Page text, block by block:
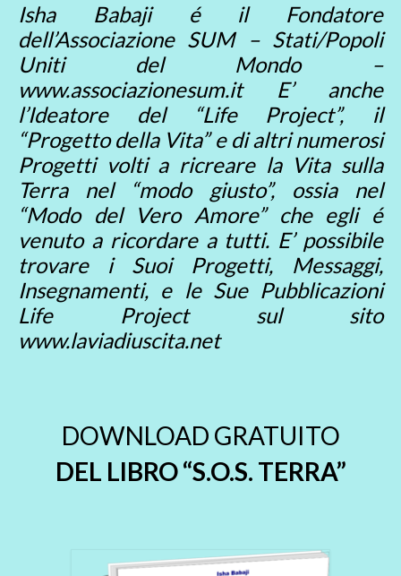
Isha Babaji é il Fondatore
dell’Associazione SUM – Stati/Popoli
Uniti del Mondo –
www.associazionesum.it E’ anche
l’Ideatore del “Life Project”, il
“Progetto della Vita” e di altri numerosi
Progetti volti a ricreare la Vita sulla
Terra nel “modo giusto”, ossia nel
“Modo del Vero Amore” che egli é
venuto a ricordare a tutti. E’ possibile
trovare i Suoi Progetti, Messaggi,
Insegnamenti, e le Sue Pubblicazioni
Life Project sul sito
www.laviadiuscita.net
DOWNLOAD GRATUITO
DEL LIBRO “S.O.S. TERRA”